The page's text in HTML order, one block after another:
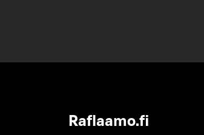
Raflaamo.fi